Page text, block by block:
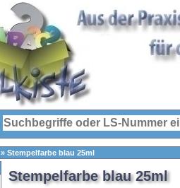
» Stempelfarbe blau 25ml
Stempelfarbe blau 25ml